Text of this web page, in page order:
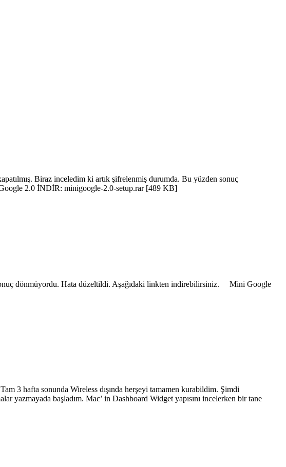
Biraz inceledim ki artık şifrelenmiş durumda. Bu yüzden sonuç
2.0 İNDİR: minigoogle-2.0-setup.rar [489 KB]
dönmüyordu. Hata düzeltildi. Aşağıdaki linkten indirebilirsiniz. Mini Google
3 hafta sonunda Wireless dışında herşeyi tamamen kurabildim. Şimdi
başladım. Mac’ in Dashboard Widget yapısını incelerken bir tane